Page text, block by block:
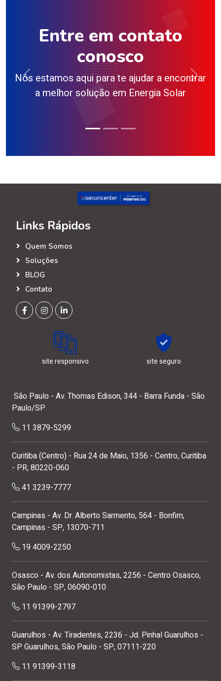
Entre em contato
conosco
Nós estamos aqui para te ajudar a encontrar
a melhor solução em Energia Solar
Nós
Previous
Links Rápidos
Contato
Paulo/SP
11 3879-5299
- PR, 80220-060
41 3239-7777
Campinas - SP, 13070-711
19 4009-2250
São Paulo - SP, 06090-010
11 91399-2797
SP Guarulhos, São Paulo - SP, 07111-220